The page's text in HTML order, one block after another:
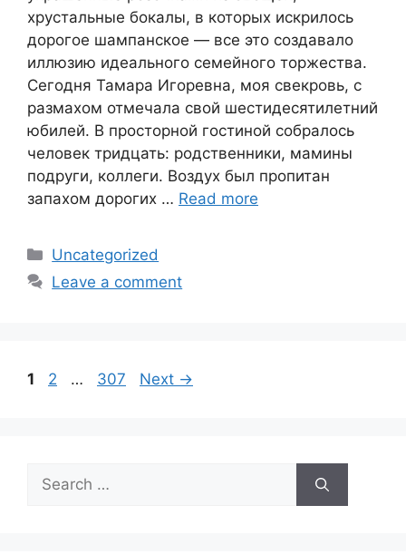
хрустальные бокалы, в которых искрилось
дорогое шампанское — все это создавало
иллюзию идеального семейного торжества.
Сегодня Тамара Игоревна, моя свекровь, с
размахом отмечала свой шестидесятилетний
юбилей. В просторной гостиной собралось
человек тридцать: родственники, мамины
подруги, коллеги. Воздух был пропитан
запахом дорогих … Read more
Categories
Uncategorized
Leave a comment
Page
1 Page
2 … Page
307 Next →
Search
for: